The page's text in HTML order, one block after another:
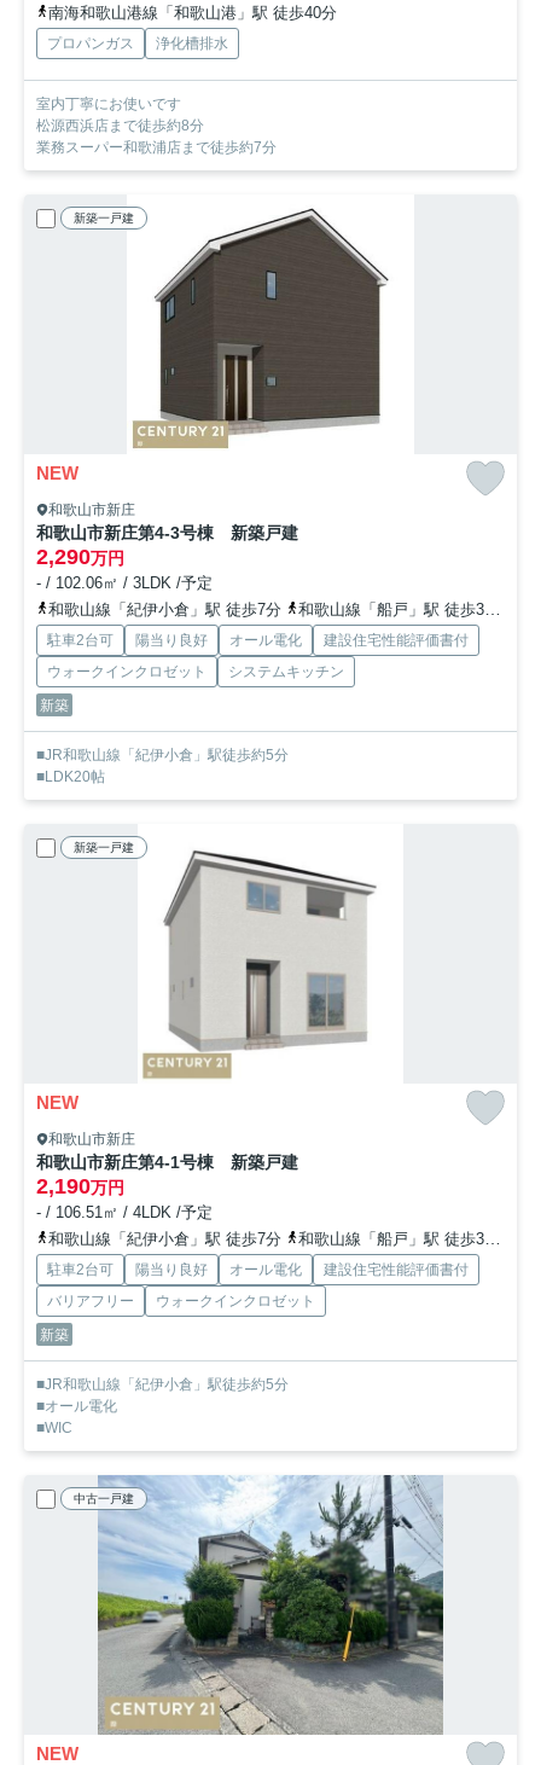
南海和歌山港線「和歌山港」駅 徒歩40分
プロパンガス 浄化槽排水
室内丁寧にお使いです
松源西浜店まで徒歩約8分
業務スーパー和歌浦店まで徒歩約7分
新築一戸建
NEW
和歌山市新庄
和歌山市新庄第4-3号棟 新築戸建
2,290万円
- / 102.06㎡ / 3LDK /予定
和歌山線「紀伊小倉」駅 徒歩7分
和歌山線「船戸」駅 徒歩30分
駐車2台可 陽当り良好 オール電化
建設住宅性能評価書付
ウォークインクロゼット
システムキッチン
新築
■JR和歌山線「紀伊小倉」駅徒歩約5分
■LDK20帖
新築一戸建
NEW
和歌山市新庄
和歌山市新庄第4-1号棟 新築戸建
2,190万円
- / 106.51㎡ / 4LDK /予定
和歌山線「紀伊小倉」駅 徒歩7分
和歌山線「船戸」駅 徒歩30分
駐車2台可 陽当り良好 オール電化
建設住宅性能評価書付
バリアフリー
ウォークインクロゼット
新築
■JR和歌山線「紀伊小倉」駅徒歩約5分
■オール電化
■WIC
中古一戸建
NEW